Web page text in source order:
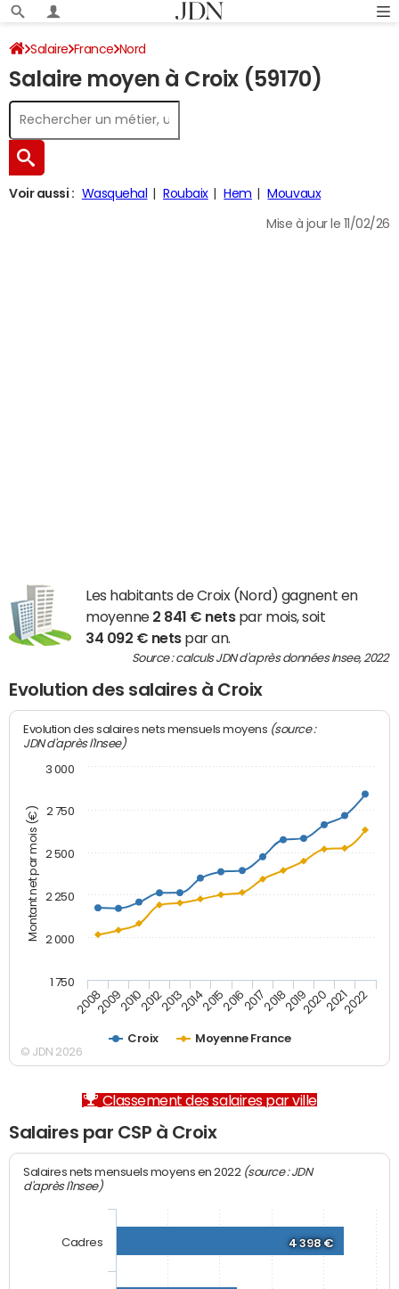
Salaire France Nord
Salaire moyen à Croix (59170)
Voir aussi : Wasquehal Roubaix Hem Mouvaux
Mise à jour le 11/02/26
Les habitants de Croix (Nord) gagnent en
moyenne 2 841 € netspar mois, soit
34 092 € netspar an.
Source : calculs JDN d'après données Insee, 2022
Evolution des salaires à Croix
Montant net par mois (€)
Evolution des salaires nets mensuels moyens (source :
JDN d'après l'Insee)
Croix Moyenne France
20082009201020122013201420152016201720182019202020212022
1 750
2 000
2 250
2 500
2 750
3 000
© JDN 2026
Classement des salaires par ville
Salaires par CSP à Croix
Salaires nets mensuels moyens en 2022 (source : JDN
d'après l'Insee)
4 398 €
Cadres